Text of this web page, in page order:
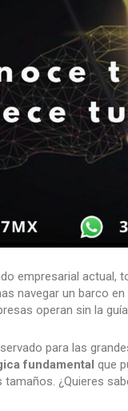
empresarial actual,
navegar un barco
operan sin la
para las
fundamental que
¿Quieres